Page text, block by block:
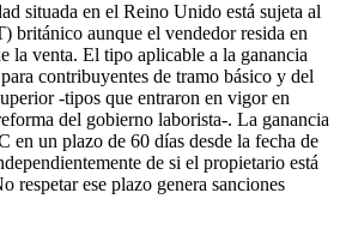
situada en el Reino Unido está sujeta al
británico aunque el vendedor resida en
la venta. El tipo aplicable a la ganancia
contribuyentes de tramo básico y del
-tipos que entraron en vigor en
del gobierno laborista-. La ganancia
en un plazo de 60 días desde la fecha de
de si el propietario está
respetar ese plazo genera sanciones